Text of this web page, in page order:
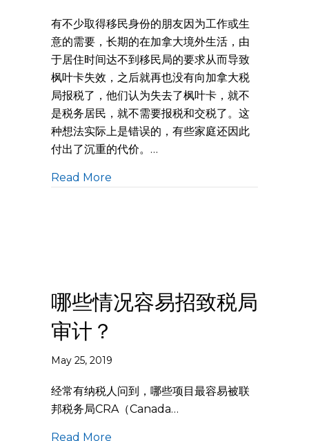
有不少取得移民身份的朋友因为工作或生
意的需要，长期的在加拿大境外生活，由
于居住时间达不到移民局的要求从而导致
枫叶卡失效，之后就再也没有向加拿大税
局报税了，他们认为失去了枫叶卡，就不
是税务居民，就不需要报税和交税了。这
种想法实际上是错误的，有些家庭还因此
付出了沉重的代价。…
Read More
哪些情况容易招致税局
审计？
May 25, 2019
经常有纳税人问到，哪些项目最容易被联
邦税务局CRA（Canada…
Read More